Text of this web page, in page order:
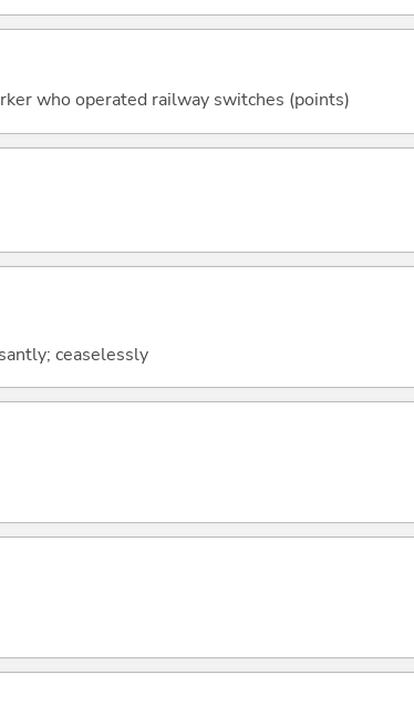
who operated railway switches (points)
ceaselessly